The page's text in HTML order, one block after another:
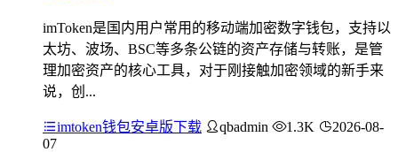
imToken是国内用户常用的移动端加密数字钱包，支持以
太坊、波场、BSC等多条公链的资产存储与转账，是管
理加密资产的核心工具，对于刚接触加密领域的新手来
说，创...
imtoken钱包安卓版下载 qbadmin 1.3K
2026-08-
07